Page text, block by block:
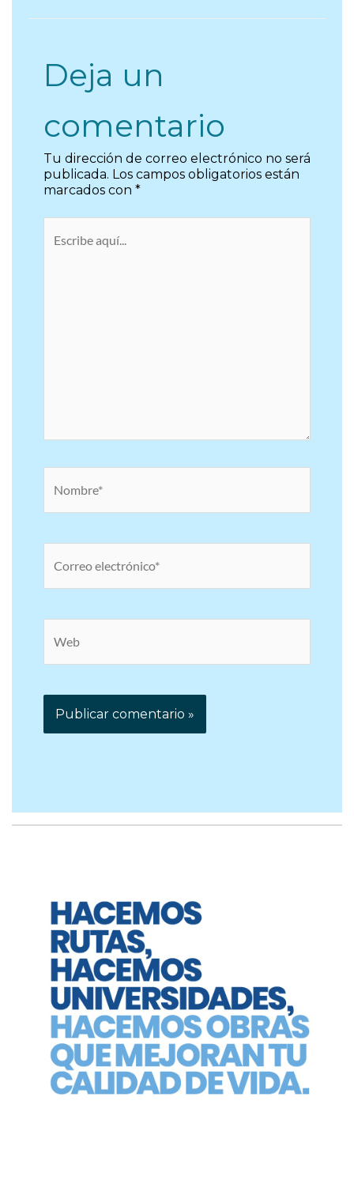
Deja un
comentario
Tu dirección de correo electrónico no será
publicada. Los campos obligatorios están
marcados con
Escribe
Nombre*
Correo
electrónico*
Web